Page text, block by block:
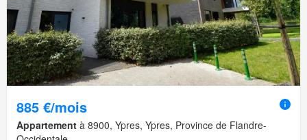
885 €/mois
Appartement à 8900, Ypres, Ypres, Province de Flandre-